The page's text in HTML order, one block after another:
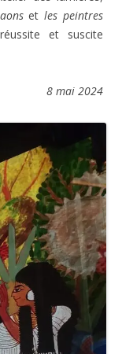
etles peintres
et suscite
8 mai 2024